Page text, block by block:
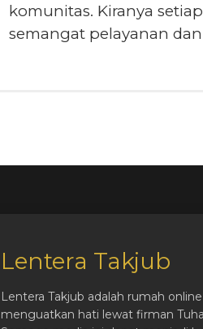
komunitas. Kiranya
semangat pelayanan
Lentera Takjub
Lentera Takjub adalah rumah
menguatkan hati lewat firman